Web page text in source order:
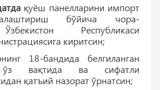
қуёш панелларини импорт
бўйича чора-
Республикаси
киритсин;
18-бандида белгиланган
ўз вақтида ва сифатли
қатъий назорат ўрнатсин;